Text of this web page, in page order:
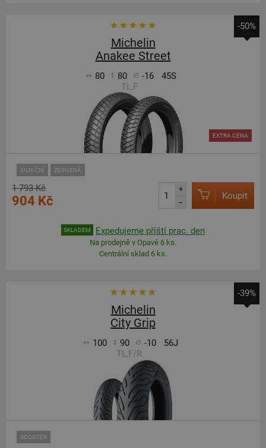
-50%
Michelin
Anakee Street
80 80 -16
45S
TL,F
SILNIČNÍ ZESÍLENÁ
EXTRA CENA
1 793 Kč
904 Kč
+
–
Koupit
SKLADEM Expedujeme příští prac. den
Na prodejně v Opavě 6 ks.
Centrální sklad 6 ks.
-39%
Michelin
City Grip
100 90 -10
56J
TL,F/R
SCOOTER